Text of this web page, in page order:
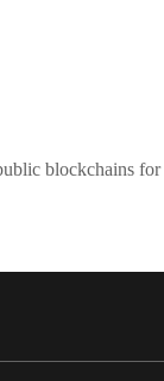
blockchains